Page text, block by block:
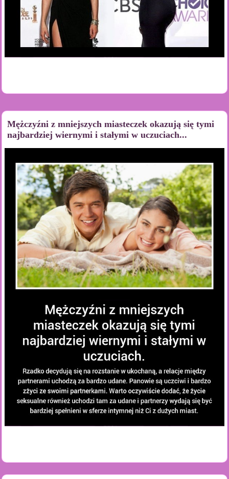
Mężczyźni z mniejszych miasteczek okazują się tymi
najbardziej wiernymi i stałymi w uczuciach...